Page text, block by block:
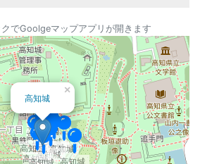
でGoolgeマップアプリが開きます
高知城
高知城
高知城
高知城
高知城
高知城
高知城
高知城
高知城
高知城
×